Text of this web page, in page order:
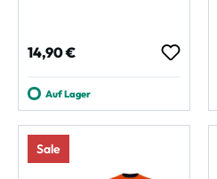
Regulärer Preis:
14,90 €
Auf Lager
Sale